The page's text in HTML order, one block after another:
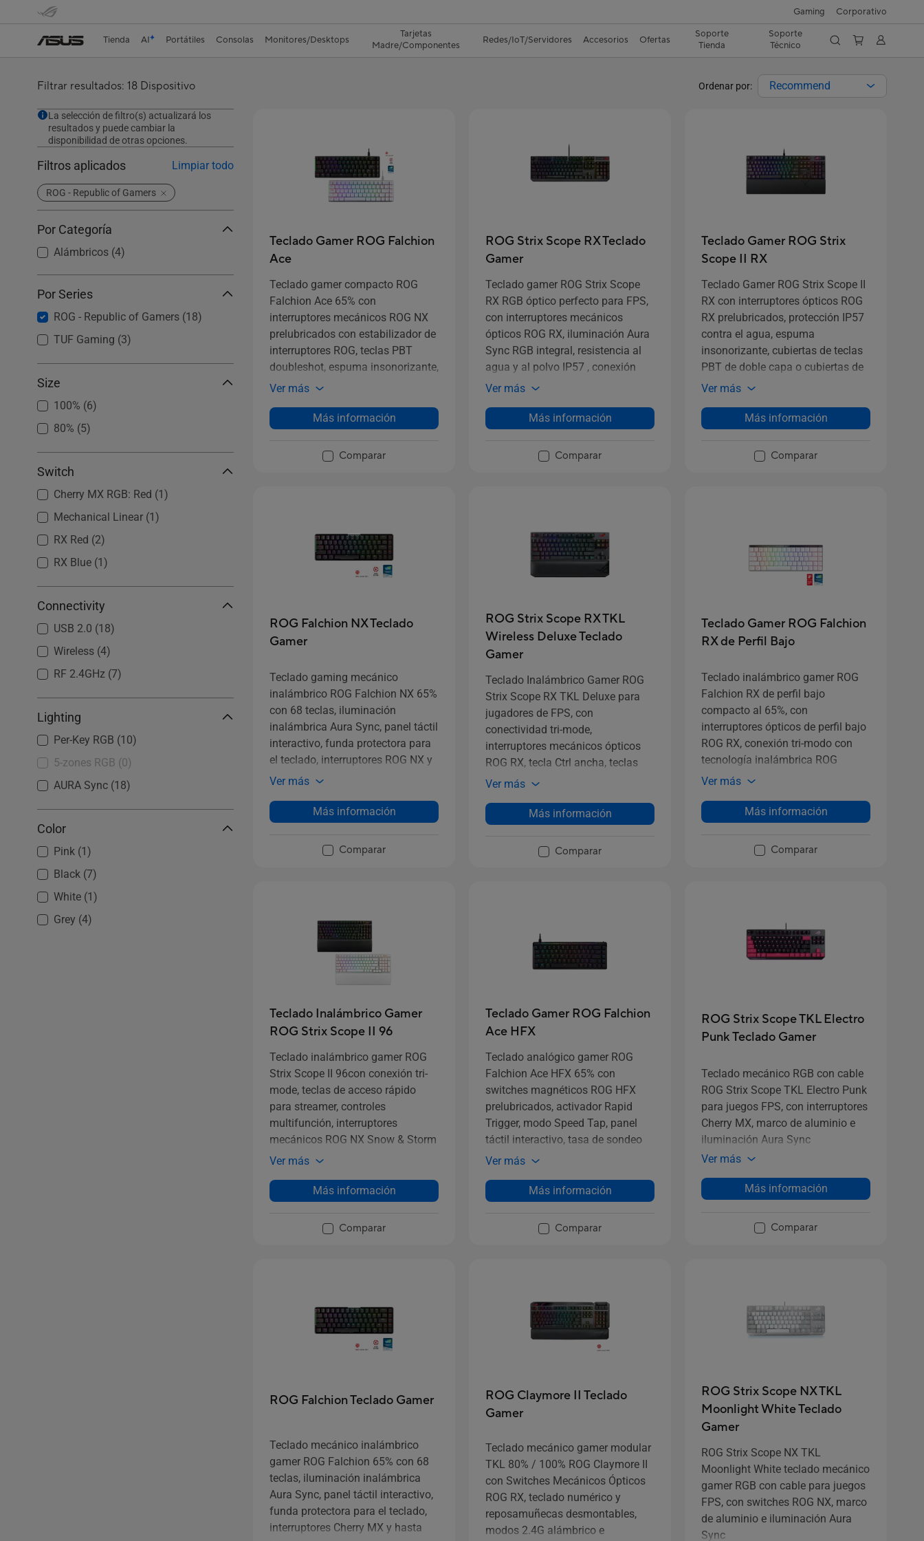
Gaming Corporativo
Tienda AI Portátiles Consolas Monitores/Desktops
Tarjetas
Madre/Componentes
Redes/IoT/Servidores Accesorios Ofertas
Soporte
Tienda
Soporte
Técnico
Filtrar resultados: 18 Dispositivo Ordenar por: Recommend
La selección de filtro(s) actualizará los
resultados y puede cambiar la
disponibilidad de otras opciones.
Filtros aplicados Limpiar todo
ROG - Republic of Gamers
Por Categoría
Alámbricos (4)
Por Series
ROG - Republic of Gamers (18)
TUF Gaming (3)
Size
100% (6)
80% (5)
Switch
Cherry MX RGB: Red (1)
Mechanical Linear (1)
RX Red (2)
RX Blue (1)
Connectivity
USB 2.0 (18)
Wireless (4)
RF 2.4GHz (7)
Lighting
Per-Key RGB (10)
5-zones RGB (0)
AURA Sync (18)
Color
Pink (1)
Black (7)
White (1)
Grey (4)
Teclado Gamer ROG Falchion
Ace
Teclado gamer compacto ROG
Falchion Ace 65% con
interruptores mecánicos ROG NX
prelubricados con estabilizador de
interruptores ROG, teclas PBT
doubleshot, espuma insonorizante,
panel táctil interactivo, puertos
inclinación del teclado y funda
protectora.
Ver más
Más información
Comparar
ROG Strix Scope RX Teclado
Gamer
Teclado gamer ROG Strix Scope
RX RGB óptico perfecto para FPS,
con interruptores mecánicos
ópticos ROG RX, iluminación Aura
Sync RGB integral, resistencia al
agua y al polvo IP57 , conexión
USB 2.0, y placa superior de
Ver más
Más información
Comparar
Teclado Gamer ROG Strix
Scope II RX
Teclado Gamer ROG Strix Scope II
RX con interruptores ópticos ROG
RX prelubricados, protección IP57
contra el agua, espuma
insonorizante, cubiertas de teclas
PBT de doble capa o cubiertas de
teclas ABS con recubrimiento UV,
streaming, controles multifunción,
tres ángulos de inclinación y
reposamuñecas.
Ver más
Más información
Comparar
ROG Falchion NX Teclado
Gamer
Teclado gaming mecánico
inalámbrico ROG Falchion NX 65%
con 68 teclas, iluminación
inalámbrica Aura Sync, panel táctil
interactivo, funda protectora para
el teclado, interruptores ROG NX y
hasta 450 horas de duración de
Ver más
Más información
Comparar
ROG Strix Scope RX TKL
Wireless Deluxe Teclado
Gamer
Teclado Inalámbrico Gamer ROG
Strix Scope RX TKL Deluxe para
jugadores de FPS, con
conectividad tri-mode,
interruptores mecánicos ópticos
ROG RX, tecla Ctrl ancha, teclas
PBT, Aura Sync RGB,
placa superior de aleación.
Ver más
Más información
Comparar
Teclado Gamer ROG Falchion
RX de Perfil Bajo
Teclado inalámbrico gamer ROG
Falchion RX de perfil bajo
compacto al 65%, con
interruptores ópticos de perfil bajo
ROG RX, conexión tri-modo con
tecnología inalámbrica ROG
SpeedNova y receptor Omni,
amortiguadora de silicona
integrada, panel táctil interactivo y
compatibilidad con MacOS.
Ver más
Más información
Comparar
Teclado Inalámbrico Gamer
ROG Strix Scope II 96
Teclado inalámbrico gamer ROG
Strix Scope II 96con conexión tri-
mode, teclas de acceso rápido
para streamer, controles
multifunción, interruptores
mecánicos ROG NX Snow & Storm
intercambiables en caliente y pre-
teclado ROG, tapas de teclado PBT
doubleshot y espuma
amortiguadora de silicona, tres
ángulos de inclinación y
Ver más
Más información
Comparar
Teclado Gamer ROG Falchion
Ace HFX
Teclado analógico gamer ROG
Falchion Ace HFX 65% con
switches magnéticos ROG HFX
prelubricados, activador Rapid
Trigger, modo Speed Tap, panel
táctil interactivo, tasa de sondeo
de 8000 Hz, amortiguación de
silicona, puertos duales Tipo C,
tres ángulos de inclinación y
cubierta protectora
Ver más
Más información
Comparar
ROG Strix Scope TKL Electro
Punk Teclado Gamer
Teclado mecánico RGB con cable
ROG Strix Scope TKL Electro Punk
para juegos FPS, con interruptores
Cherry MX, marco de aluminio e
iluminación Aura Sync
Ver más
Más información
Comparar
ROG Falchion Teclado Gamer
Teclado mecánico inalámbrico
gamer ROG Falchion 65% con 68
teclas, iluminación inalámbrica
Aura Sync, panel táctil interactivo,
funda protectora para el teclado,
interruptores Cherry MX y hasta
ROG Claymore II Teclado
Gamer
Teclado mecánico gamer modular
TKL 80% / 100% ROG Claymore II
con Switches Mecánicos Ópticos
ROG RX, teclado numérico y
reposamuñecas desmontables,
modos 2.4G alámbrico e
ROG Strix Scope NX TKL
Moonlight White Teclado
Gamer
ROG Strix Scope NX TKL
Moonlight White teclado mecánico
gamer RGB con cable para juegos
FPS, con switches ROG NX, marco
de aluminio e iluminación Aura
Sync